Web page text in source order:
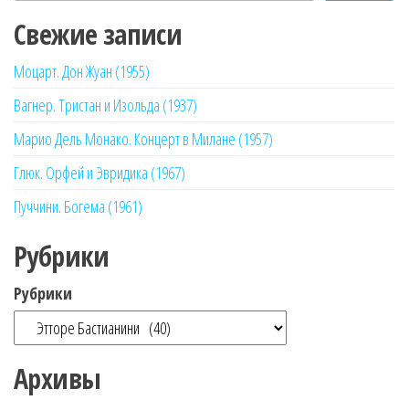
Свежие записи
Моцарт. Дон Жуан (1955)
Вагнер. Тристан и Изольда (1937)
Марио Дель Монако. Концерт в Милане (1957)
Глюк. Орфей и Эвридика (1967)
Пуччини. Богема (1961)
Рубрики
Рубрики
Архивы